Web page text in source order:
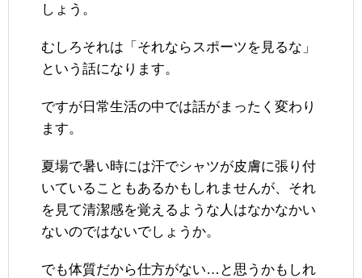
しょう。
むしろそれは「それならスポーツを見るな」
という話になります。
ですが日常生活の中では話がまったく変わり
ます。
夏場で暑い時には汗でシャツが皮膚に張り付
いていることもあるかもしれませんが、それ
を見て清潔感を覚えるような人はなかなかい
ないのではないでしょうか。
でも体質だから仕方がない…と思うかもしれ